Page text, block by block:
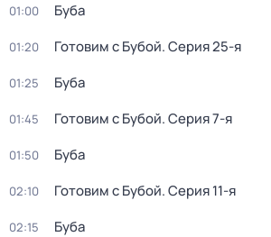
01:00 Буба
01:20 Готовим с Бубой. Серия 25-я
01:25 Буба
01:45 Готовим с Бубой. Серия 7-я
01:50 Буба
02:10 Готовим с Бубой. Серия 11-я
02:15 Буба